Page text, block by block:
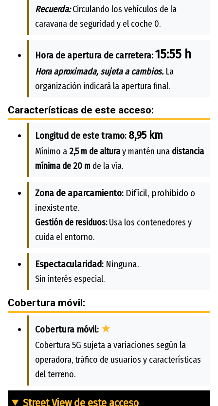
Recuerda:Circulando los vehículos de la
caravana de seguridad y el coche 0.
Hora de apertura de carretera:15:55 h
Hora aproximada, sujeta a cambios. La
organización indicará la apertura final.
Características de este acceso:
Longitud de este tramo: 8,95 km
Mínimo a2,5 m de alturay mantén una distancia
mínima de 20 m de la vía.
Zona de aparcamiento: Difícil, prohibido o
inexistente.
Gestión de residuos:Usa los contenedores y
cuida el entorno.
Espectacularidad: Ninguna.
Sin interés especial.
Cobertura móvil:
Cobertura móvil: ★
Cobertura 5G sujeta a variaciones según la
operadora, tráfico de usuarios y características
del terreno.
Street View de este acceso